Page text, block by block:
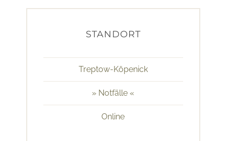
STANDORT
Treptow-Köpenick
» Notfälle «
Online